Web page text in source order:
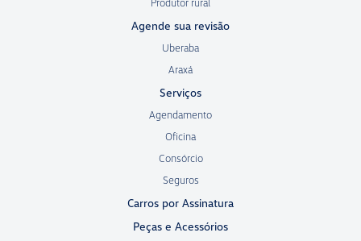
Produtor rural
Agende sua revisão
Uberaba
Araxá
Serviços
Agendamento
Oficina
Consórcio
Seguros
Carros por Assinatura
Peças e Acessórios